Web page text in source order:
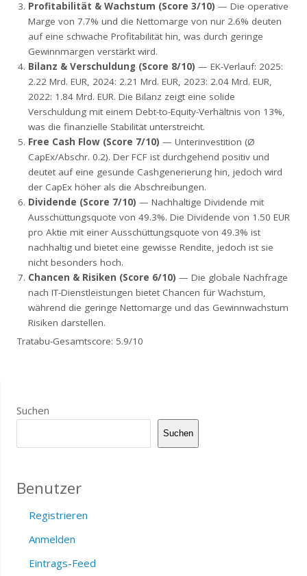
Profitabilität & Wachstum (Score 3/10) — Die operative
Marge von 7.7% und die Nettomarge von nur 2.6% deuten
auf eine schwache Profitabilität hin, was durch geringe
Gewinnmargen verstärkt wird.
Bilanz & Verschuldung (Score 8/10) — EK-Verlauf: 2025:
2.22 Mrd. EUR, 2024: 2.21 Mrd. EUR, 2023: 2.04 Mrd. EUR,
2022: 1.84 Mrd. EUR. Die Bilanz zeigt eine solide
Verschuldung mit einem Debt-to-Equity-Verhältnis von 13%,
was die finanzielle Stabilität unterstreicht.
Free Cash Flow (Score 7/10) — Unterinvestition (Ø
CapEx/Abschr. 0.2). Der FCF ist durchgehend positiv und
deutet auf eine gesunde Cashgenerierung hin, jedoch wird
der CapEx höher als die Abschreibungen.
Dividende (Score 7/10) — Nachhaltige Dividende mit
Ausschüttungsquote von 49.3%. Die Dividende von 1.50 EUR
pro Aktie mit einer Ausschüttungsquote von 49.3% ist
nachhaltig und bietet eine gewisse Rendite, jedoch ist sie
nicht besonders hoch.
Chancen & Risiken (Score 6/10) — Die globale Nachfrage
nach IT-Dienstleistungen bietet Chancen für Wachstum,
während die geringe Nettomarge und das Gewinnwachstum
Risiken darstellen.
Tratabu-Gesamtscore: 5.9/10
Suchen
Suchen
Benutzer
Registrieren
Anmelden
Eintrags-Feed